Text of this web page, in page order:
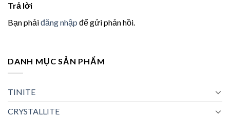
Trả lời
Bạn phảiđăng nhập để gửi phản hồi.
DANH MỤC SẢN PHẨM
TINITE
CRYSTALLITE